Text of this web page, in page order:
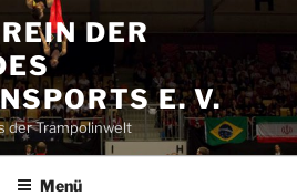
DER
E. V.
der Trampolinwelt
Menü